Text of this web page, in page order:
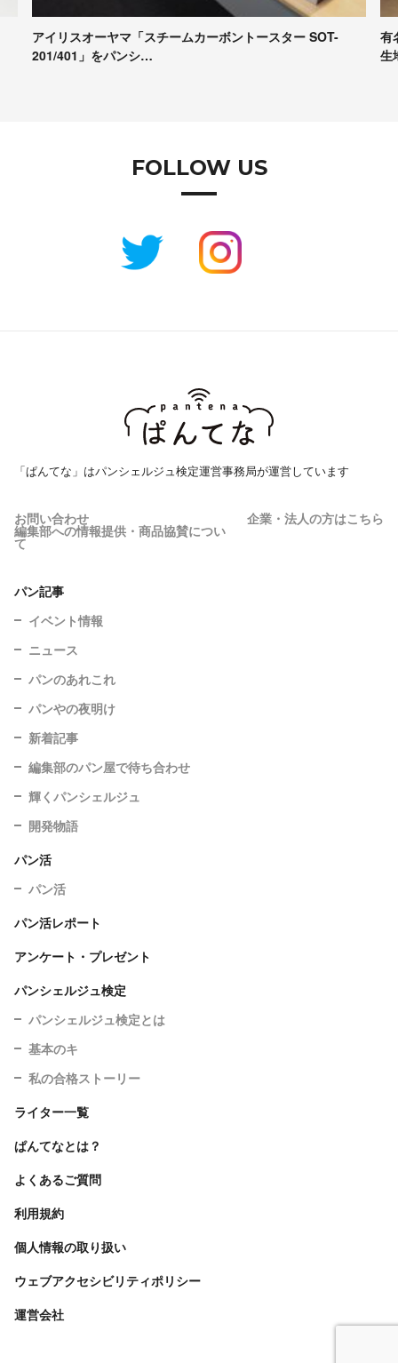
有名パンシェルジュたちが本音で評価！Pascoの冷凍パン
生地試食＆座談会レポート
【
コ
FOLLOW US
「ぱんてな」はパンシェルジュ検定運営事務局が運営しています
お問い合わせ 企業・法人の方はこちら
編集部への情報提供・商品協賛につい
て
パン記事
イベント情報
ニュース
パンのあれこれ
パンやの夜明け
新着記事
編集部のパン屋で待ち合わせ
輝くパンシェルジュ
開発物語
パン活
パン活
パン活レポート
アンケート・プレゼント
パンシェルジュ検定
パンシェルジュ検定とは
基本のキ
私の合格ストーリー
ライター一覧
ぱんてなとは？
よくあるご質問
利用規約
個人情報の取り扱い
ウェブアクセシビリティポリシー
運営会社